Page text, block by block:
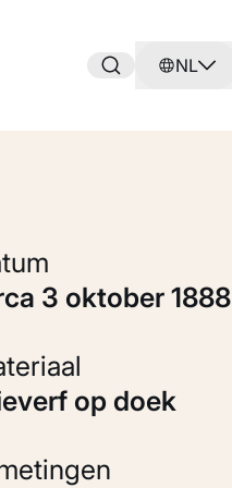
NL
3 oktober 1888
op doek